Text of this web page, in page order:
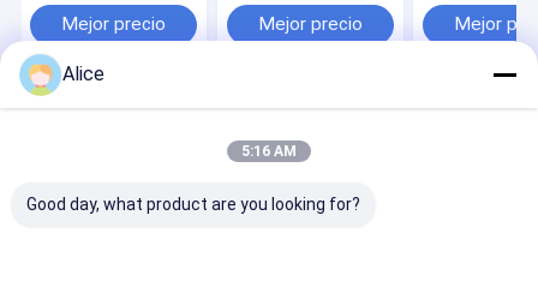
industria culinaria y
las aplicaciones de
procesamiento de
alimentos
Mejor precio
Máximo
Cumplimiento de las
Mejor precio
toque suave
proporciona
durante todo
la
Mejor
Inicio Mapa del Sitio
Desktop Site
Mapa del Sitio
Privacy Policy
Co. Ltd. All Rights Reserved.
Alice
5:16 AM
Good day, what product are you looking for?